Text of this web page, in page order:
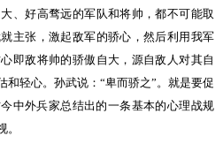
、好高骛远的军队和将帅，都不可能取
主张，激起敌军的骄心，然后利用我军
即敌将帅的骄傲自大，源自敌人对其自
和轻心。孙武说：“卑而骄之”。就是要促
中外兵家总结出的一条基本的心理战规